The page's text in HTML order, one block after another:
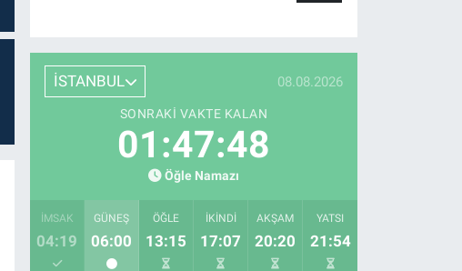
İSTANBUL 08.08.2026
SONRAKI VAKTE KALAN
01:47:47
Öğle Namazı
İMSAK
04:19
GÜNEŞ
06:00
ÖĞLE
13:15
İKINDI
17:07
AKŞAM
20:20
YATSI
21:54